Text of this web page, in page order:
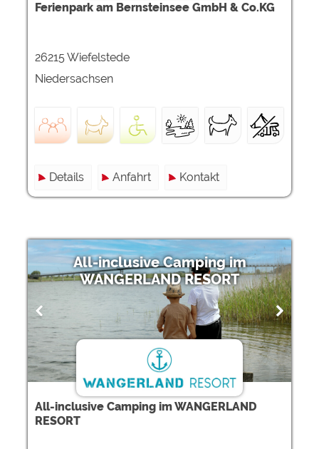
Ferienpark am Bernsteinsee GmbH & Co.KG
26215 Wiefelstede
Niedersachsen
Details Anfahrt Kontakt
All-inclusive Camping im
WANGERLAND RESORT
All-inclusive Camping im WANGERLAND
RESORT